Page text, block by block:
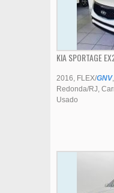
KIA SPORTAGE
2016 FLEX/GNV
Redonda/RJ
Usado